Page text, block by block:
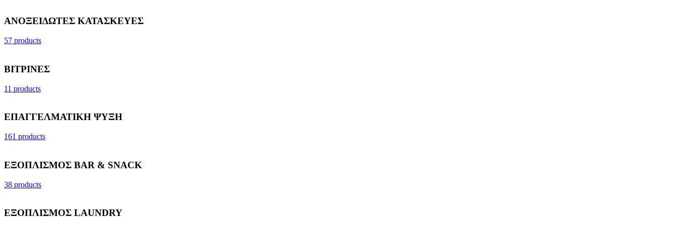
ΑΝΟΞΕΙΔΩΤΕΣ ΚΑΤΑΣΚΕΥΕΣ
57 products
ΒΙΤΡΙΝΕΣ
11 products
ΕΠΑΓΓΕΛΜΑΤΙΚΗ ΨΥΞΗ
161 products
ΕΞΟΠΛΙΣΜΟΣ BAR & SNACK
38 products
ΕΞΟΠΛΙΣΜΟΣ LAUNDRY